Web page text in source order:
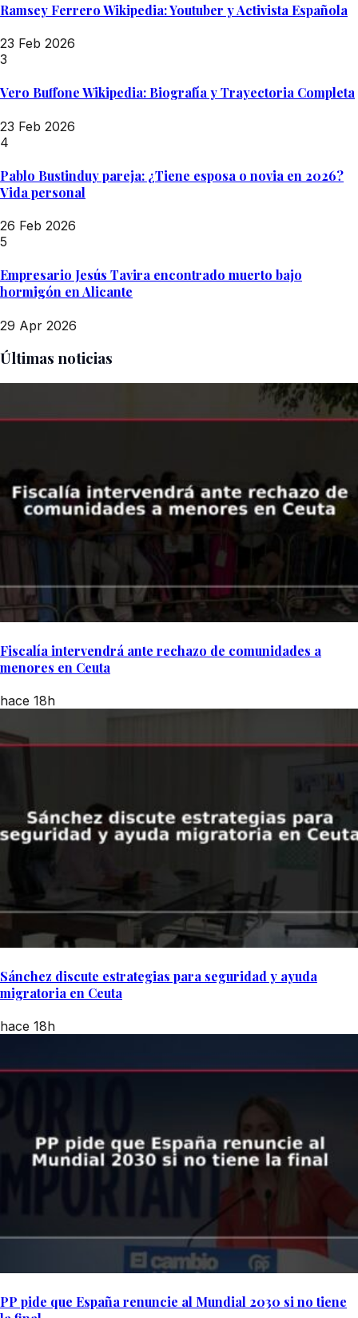
Ramsey Ferrero Wikipedia: Youtuber y Activista Española
23 Feb 2026
3
Vero Buffone Wikipedia: Biografía y Trayectoria Completa
23 Feb 2026
4
Pablo Bustinduy pareja: ¿Tiene esposa o novia en 2026?
Vida personal
26 Feb 2026
5
Empresario Jesús Tavira encontrado muerto bajo
hormigón en Alicante
29 Apr 2026
Últimas noticias
Fiscalía intervendrá ante rechazo de comunidades a
menores en Ceuta
hace 18h
Sánchez discute estrategias para seguridad y ayuda
migratoria en Ceuta
hace 18h
PP pide que España renuncie al Mundial 2030 si no tiene